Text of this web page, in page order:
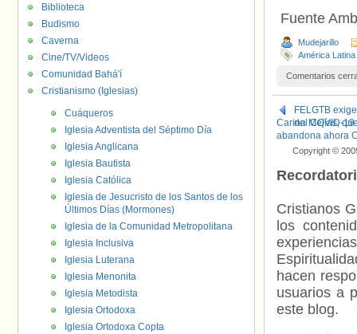
Fuente
Mudejarillo
América
Comentarios
FELGTB
del COVID-19
Carina Mejías,
abandona ahora
Copyright ©
Cristianos
los
hacen
usuarios a
este blog.
Biblioteca
Budismo
Caverna
Cine/TV/Videos
Comunidad Bahá'í
Cristianismo (Iglesias)
Cuáqueros
Iglesia Adventista del Séptimo Día
Iglesia Anglicana
Iglesia Bautista
Iglesia Católica
Iglesia de Jesucristo de los Santos de los
Últimos Días (Mormones)
Iglesia de la Comunidad Metropolitana
Iglesia Inclusiva
Iglesia Luterana
Iglesia Menonita
Iglesia Metodista
Iglesia Ortodoxa
Iglesia Ortodoxa Copta